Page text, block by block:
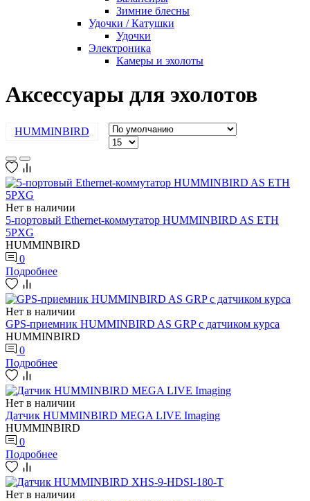
Зимние блесны
Удочки / Катушки
Удочки
Электроника
Камеры и эхолоты
Аксессуары для эхолотов
HUMMINBIRD
Нет в наличии
5-портовый Ethernet-коммутатор HUMMINBIRD AS ETH
5PXG
HUMMINBIRD
0
Подробнее
Нет в наличии
GPS-приемник HUMMINBIRD AS GRP с датчиком курса
HUMMINBIRD
0
Подробнее
Нет в наличии
Датчик HUMMINBIRD MEGA LIVE Imaging
HUMMINBIRD
0
Подробнее
Нет в наличии